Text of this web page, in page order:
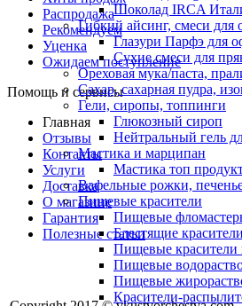
Шоколад IRCA
Гибкий айсинг, смеси для
Глазури Парфэ для
Сухие смеси для
Ореховая мука/паста,
Сахар, сахарная пудра,
Гели, сиропы, топпинги
Глюкозный сироп
Нейтральный гель
Мастика и марципан
Мастика топ
Вафельные рожки,
Пищевые красители
Пищевые
Блестящие красители
Пищевые красители
Пищевые
Пищевые
Красители-
Распродажа
Рекомендуем
Уценка
Ожидаем поступление
Помощь и сервисы
Главная
Отзывы
Контакты
Услуги
Доставка
О магазине
Гарантия
Полезные статьи